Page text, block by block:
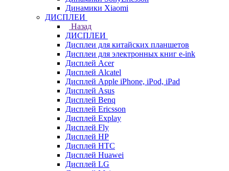
Динамики Xiaomi
ДИСПЛЕИ
Назад
ДИСПЛЕИ
Дисплеи для китайских планшетов
Дисплеи для электронных книг e-ink
Дисплей Acer
Дисплей Alcatel
Дисплей Apple iPhone, iPod, iPad
Дисплей Asus
Дисплей Benq
Дисплей Ericsson
Дисплей Explay
Дисплей Fly
Дисплей HP
Дисплей HTC
Дисплей Huawei
Дисплей LG